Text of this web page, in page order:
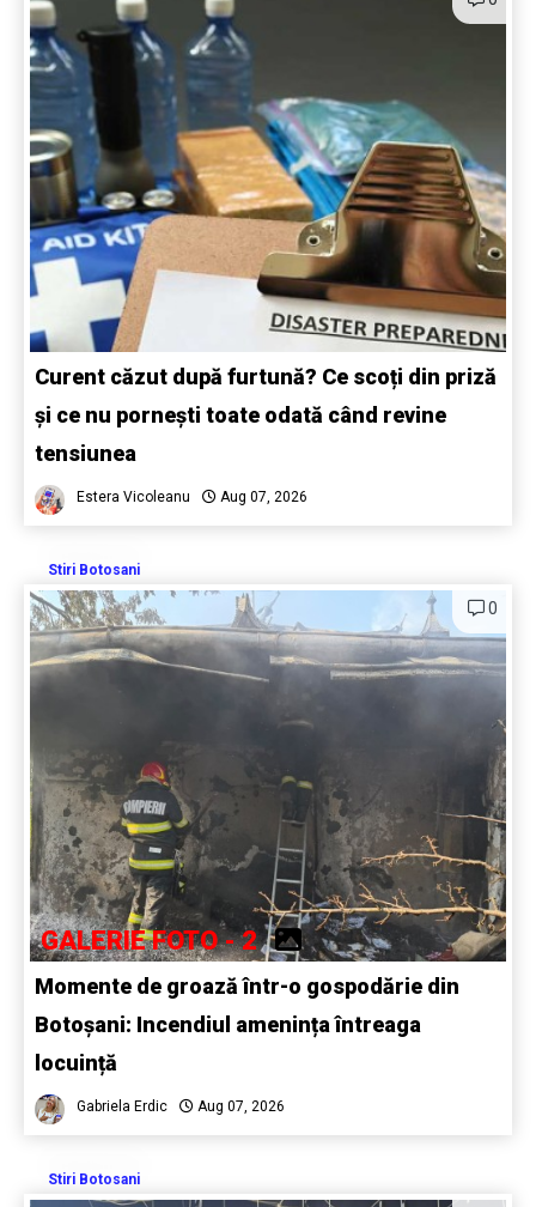
Curent căzut după furtună? Ce scoți din priză
și ce nu pornești toate odată când revine
tensiunea
Estera Vicoleanu Aug 07, 2026
Stiri Botosani
0
GALERIE FOTO - 2
Momente de groază într-o gospodărie din
Botoșani: Incendiul amenința întreaga
locuință
Gabriela Erdic Aug 07, 2026
Stiri Botosani